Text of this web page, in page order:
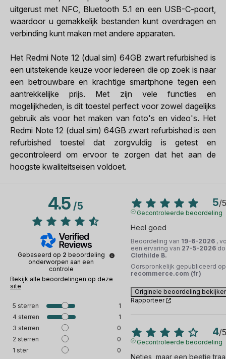
uitgerust met NFC, Bluetooth 5.1 en een USB-C-poort,
waardoor u gemakkelijk bestanden kunt overdragen en
verbinding kunt maken met andere apparaten.
Het Redmi Note 12 (dual sim) 64GB zwart refurbished is
een uitstekende keuze voor iedereen die op zoek is naar
een betrouwbare en krachtige smartphone tegen een
aantrekkelijke prijs. Met zijn vele functies en
mogelijkheden, is dit toestel perfect voor zowel dagelijks
gebruik als voor het maken van foto's en video's. Het
Redmi Note 12 (dual sim) 64GB zwart refurbished is een
refurbished toestel dat zorgvuldig is getest en
gecontroleerd om ervoor te zorgen dat het aan de
hoogste kwaliteitseisen voldoet.
4.5/5
Gebaseerd op 2 beoordeling
onderworpen aan een
controle
Bekijk alle beoordelingen op deze
site
5 sterren
1
4 sterren
1
3 sterren
0
2 sterren
0
1 ster 0
5/5
Gecontroleerde beoordeling
Heel goed
Beoordeling van 19-6-2026 ,
een ervaring van 27-5-2026
Clothilde B.
Oorspronkelijk gepubliceerd op
recommerce.com (fr)
Originele beoordeling
Rapporteer
4/5
Gecontroleerde beoordeling
Netjes, maar een beetje